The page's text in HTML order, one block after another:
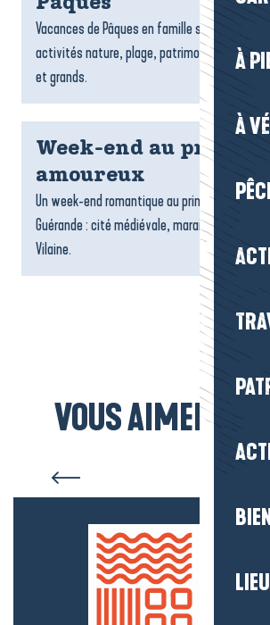
À
À
Vacances de Pâques en famille sur la
activités nature, plage, patrimoine et
et grands.
Week-end au
amoureux
Un week-end romantique au printemps en
Guérande : cité médiévale, marais salants et
Vilaine.
VOUS AIMEREZ
Marion et Paul, Le
d’Aliwen